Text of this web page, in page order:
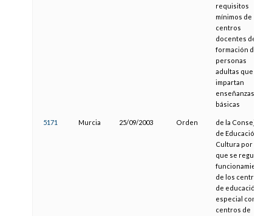
requisitos
mínimos de los
centros
docentes de
formación de
personas
adultas que
impartan
enseñanzas
básicas
5171 Murcia 25/09/2003 Orden
de la Consejería
de Educación y
Cultura por la
que se regula el
funcionamiento
de los centros
de educación
especial como
centros de